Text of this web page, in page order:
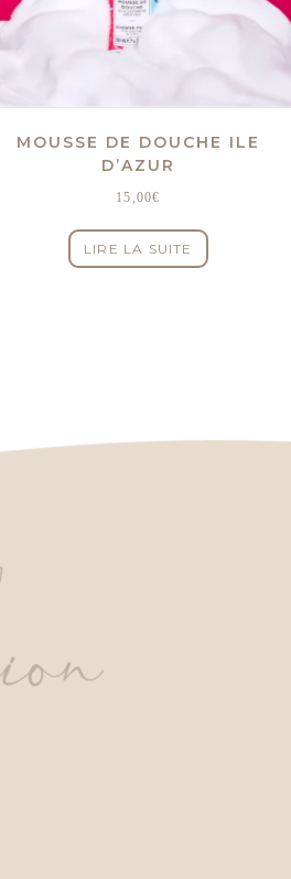
MOUSSE DE DOUCHE ILE
D’AZUR
15,00€
LIRE LA SUITE